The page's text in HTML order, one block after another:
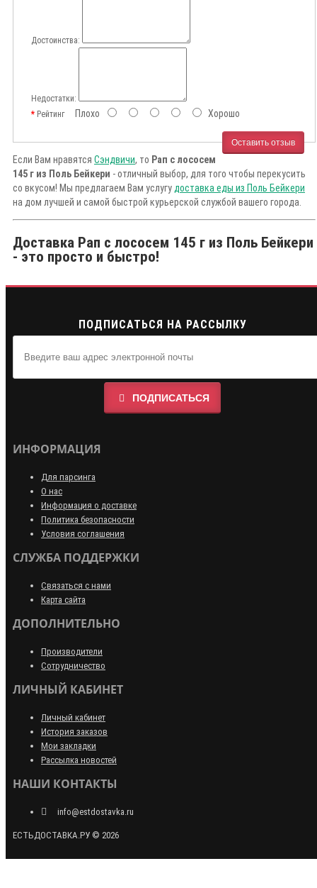
Достоинства:
Недостатки:
РейтингПлохо Хорошо
Оставить отзыв
Если Вам нравятся Сэндвичи, то Рап с лососем
145 г из Поль Бейкери - отличный выбор, для того чтобы перекусить
со вкусом! Мы предлагаем Вам услугу доставка еды из Поль Бейкери
на дом лучшей и самой быстрой курьерской службой вашего города.
Доставка Рап с лососем 145 г из Поль Бейкери
- это просто и быстро!
ПОДПИСАТЬСЯ НА РАССЫЛКУ
ПОДПИСАТЬСЯ
ИНФОРМАЦИЯ
Для парсинга
О нас
Информация о доставке
Политика безопасности
Условия соглашения
СЛУЖБА ПОДДЕРЖКИ
Связаться с нами
Карта сайта
ДОПОЛНИТЕЛЬНО
Производители
Сотрудничество
ЛИЧНЫЙ КАБИНЕТ
Личный кабинет
История заказов
Мои закладки
Рассылка новостей
НАШИ КОНТАКТЫ
info@estdostavka.ru
ЕСТЬДОСТАВКА.РУ © 2026